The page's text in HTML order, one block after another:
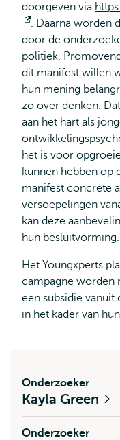
doorgeven via
Opent
extern
. Daarna worden
door de
politiek.
dit manifest willen
hun mening
zo over denken.
aan het hart als
het is voor
kunnen hebben op
manifest concrete
versoepelingen
kan deze
hun
Het Youngxperts
campagne worden
een subsidie vanuit
in het kader van hun
Onderzoeker
Kayla Green
Onderzoeker